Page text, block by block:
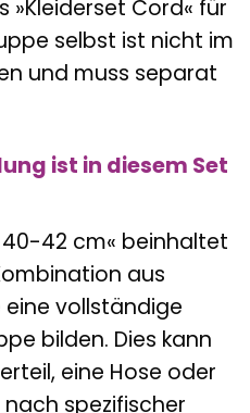
»Kleiderset Cord« für
selbst ist nicht im
und muss separat
ist in diesem Set
40-42 cm« beinhaltet
aus
eine vollständige
bilden. Dies kann
eine Hose oder
spezifischer